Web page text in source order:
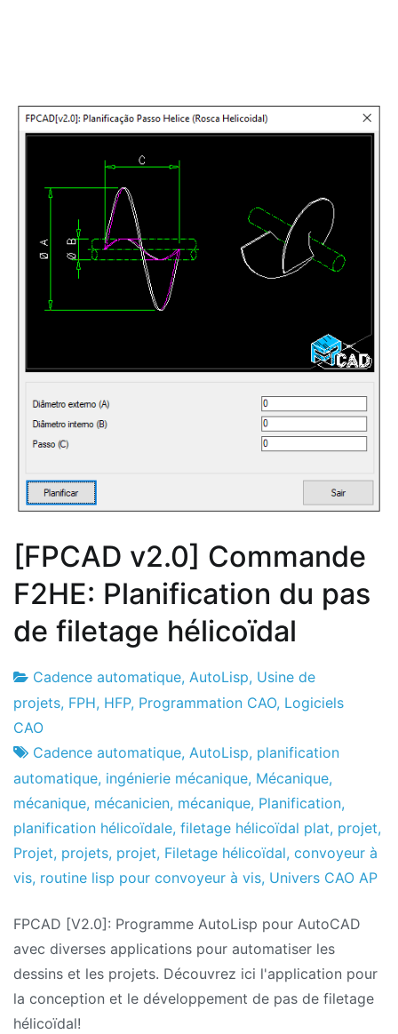
[FPCAD v2.0] Commande
F2HE: Planification du pas
de filetage hélicoïdal
Usine
de
projets
20
le
juillet
le
2021
Cadence automatique, AutoLisp, Usine de
projets, FPH, HFP, Programmation CAO, Logiciels
CAO
Cadence automatique, AutoLisp, planification
automatique, ingénierie mécanique, Mécanique,
mécanique, mécanicien, mécanique, Planification,
planification hélicoïdale, filetage hélicoïdal plat, projet,
Projet, projets, projet, Filetage hélicoïdal, convoyeur à
vis, routine lisp pour convoyeur à vis, Univers CAO AP
FPCAD [V2.0]: Programme AutoLisp pour AutoCAD
avec diverses applications pour automatiser les
dessins et les projets. Découvrez ici l'application pour
la conception et le développement de pas de filetage
hélicoïdal!